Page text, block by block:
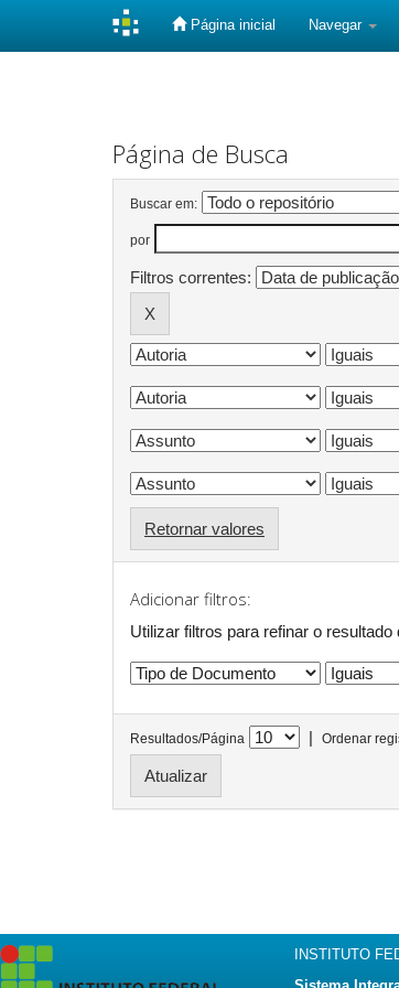
Página inicial Navegar
Página de Busca
Buscar em:
por
Filtros correntes:
Retornar valores
Adicionar filtros:
Utilizar filtros para refinar o resultado
Resultados/Página | Ordenar
INSTITUTO